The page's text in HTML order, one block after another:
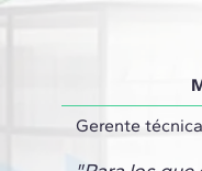
Gerente